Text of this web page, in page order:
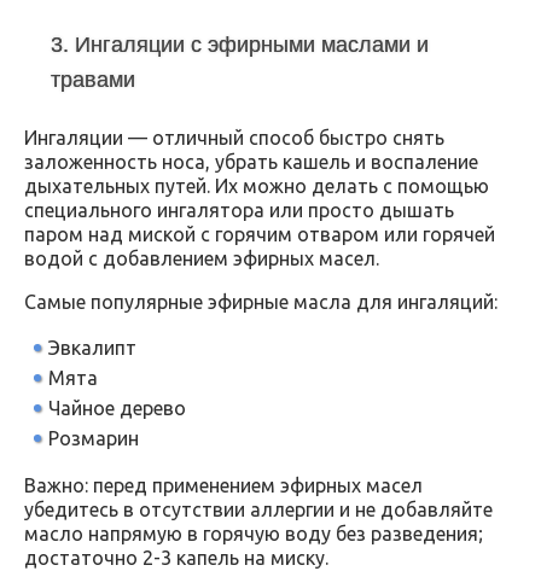
3. Ингаляции с эфирными маслами и
травами
Ингаляции — отличный способ быстро снять
заложенность носа, убрать кашель и воспаление
дыхательных путей. Их можно делать с помощью
специального ингалятора или просто дышать
паром над миской с горячим отваром или горячей
водой с добавлением эфирных масел.
Самые популярные эфирные масла для ингаляций:
Эвкалипт
Мята
Чайное дерево
Розмарин
Важно: перед применением эфирных масел
убедитесь в отсутствии аллергии и не добавляйте
масло напрямую в горячую воду без разведения;
достаточно 2-3 капель на миску.